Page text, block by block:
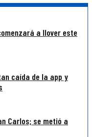
a llover este
caída de la app y
Carlos; se metió a